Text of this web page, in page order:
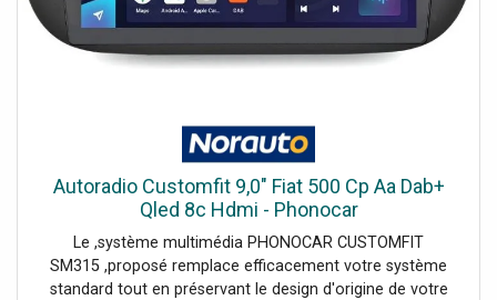
applications et fichiersPHONOCAR ,a conçu cet
équipement pour améliorer votre confort de conduite
tout en préservant l’élégance de votre véhicule.
Autoradio Customfit 9,0" Fiat 500 Cp Aa Dab+
Qled 8c Hdmi - Phonocar
Le ,système multimédia PHONOCAR CUSTOMFIT
SM315 ,proposé remplace efficacement votre système
standard tout en préservant le design d'origine de votre